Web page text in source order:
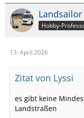
Landsailor
Hobby-
13. April 2026
Zitat von Lyssi
es gibt keine
Landstraßen